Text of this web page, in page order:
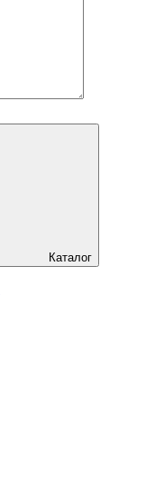
Каталог